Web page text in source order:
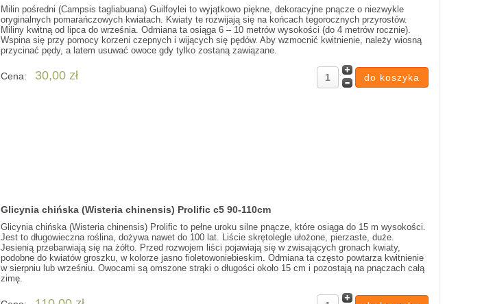
Milin pośredni (Campsis tagliabuana) Guilfoylei to wyjątkowo piękne, dekoracyjne pnącze o niezwykle
oryginalnych pomarańczowych kwiatach. Kwiaty te rozwijają się na końcach tegorocznych przyrostów.
Miliny kwitną od lipca do września. Odmiana ta osiąga 6 – 10 metrów wysokości (do 4 metrów rocznie).
Wspina się przy pomocy korzeni czepnych i wijących się pędów. Aby wzmocnić kwitnienie, należy wiosną
przycinać pędy, a latem usuwać owoce gdy tylko zostaną zawiązane.
Cena: 30,00 zł
Glicynia chińska (Wisteria chinensis) Prolific c5 90-110cm
Glicynia chińska (Wisteria chinensis) Prolific to pełne uroku silne pnącze, które osiąga do 15 m wysokości.
Jest to długowieczna roślina, dożywa nawet do 100 lat. Liście skrętolegle ułożone, pierzaste, duże.
Jesienią przebarwiają się na żółto. Przed rozwojem liści pojawiają się w zwisających gronach kwiaty,
podobne do kwiatów groszku, w kolorze jasno fioletowoniebieskim. Odmiana ta często powtarza kwitnienie
w sierpniu lub wrześniu. Owocami są omszone strąki o długości około 15 cm i pozostają na pnączach całą
zimę.